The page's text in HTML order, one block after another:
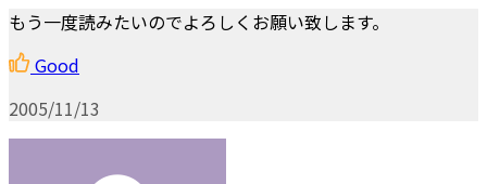
もう一度読みたいのでよろしくお願い致します。
Good
2005/11/13